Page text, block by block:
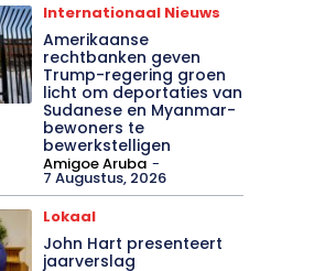
voetbal
7 Augustus, 2026
Internationaal Nieuws
Amerikaanse
rechtbanken geven
Trump-regering groen
licht om deportaties van
Sudanese en Myanmar-
bewoners te
bewerkstelligen
7 Augustus, 2026